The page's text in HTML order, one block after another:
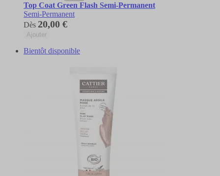
Top Coat Green Flash Semi-Permanent
Semi-Permanent
Dès 20,00 €
Ajouter
Bientôt disponible